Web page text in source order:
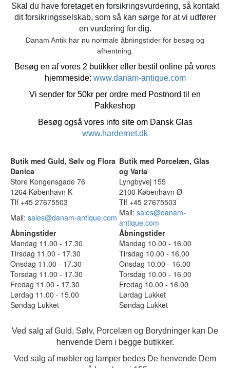
Skal du have foretaget en forsikringsvurdering, så kontakt
dit forsikringsselskab, som så kan sørge for at vi udfører
en vurdering for dig.
Danam Antik har nu normale åbningstider for besøg og
afhentning.
Besøg en af vores 2 butikker eller bestil online på vores
hjemmeside: www.danam-antique.com
Vi sender for 50kr per ordre med Postnord til en
Pakkeshop
Besøg også vores info site om Dansk Glas
www.hardernet.dk
Butik med Guld, Sølv og Flora
Danica
Butik med Porcelæn, Glas
og Varia
Store Kongensgade 76
Lyngbyvej 155
1264 København K
2100 København Ø
Tlf +45 27675503
Tlf +45 27675503
Mail: sales@danam-antique.com Mail: sales@danam-
antique.com
Åbningstider
Åbningstider
Mandag 11.00 - 17.30
Mandag 10.00 - 16.00
Tirsdag 11.00 - 17.30
Tirsdag 10.00 - 16.00
Onsdag 11.00 - 17.30
Onsdag 10.00 - 16.00
Torsdag 11.00 - 17.30
Torsdag 10.00 - 16.00
Fredag 11.00 - 17.30
Fredag 10.00 - 16.00
Lørdag 11.00 - 15.00
Lørdag Lukket
Søndag Lukket
Søndag Lukket
Ved salg af Guld, Sølv, Porcelæn og Borydninger kan De
henvende Dem i begge butikker.
Ved salg af møbler og lamper bedes De henvende Dem